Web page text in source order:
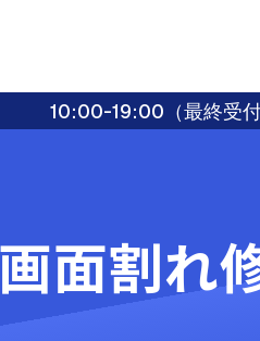
10:00-19:00（最終受付
面割れ